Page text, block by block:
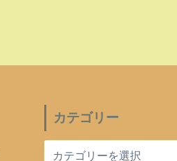
カテゴリー